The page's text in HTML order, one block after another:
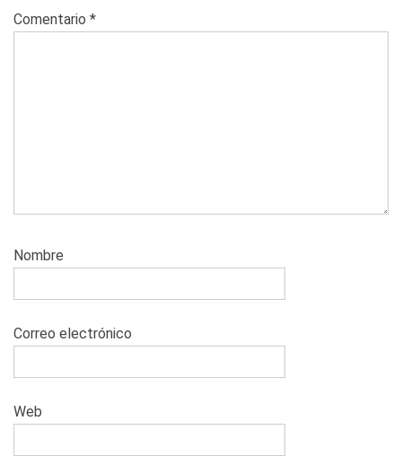
Comentario *
Nombre
Correo electrónico
Web